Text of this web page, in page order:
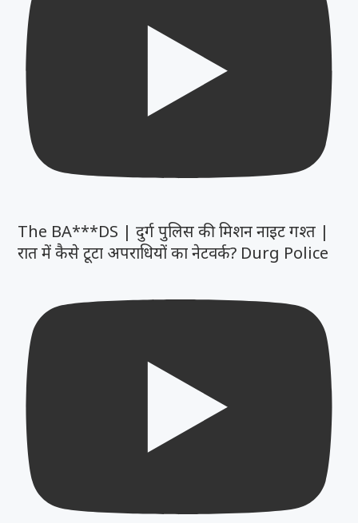
The BA***DS | दुर्ग पुलिस की मिशन नाइट गश्त |
रात में कैसे टूटा अपराधियों का नेटवर्क? Durg Police